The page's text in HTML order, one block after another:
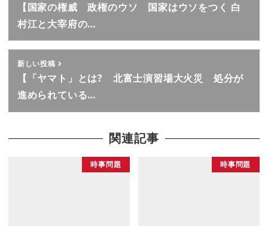
【国家の権威 政権のウソ 国家はウソをつく 白
村江と大宰府の…
新しい投稿
【「ヤマト」とは? 北富士演習場大火災 処分が
進められている…
関連記事
時事問題 時事問題